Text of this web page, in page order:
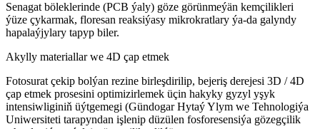
Senagat böleklerinde (PCB ýaly) göze görünmeýän kemçilikleri
ýüze çykarmak, floresan reaksiýasy mikrokratlary ýa-da galyndy
hapalaýjylary tapyp biler.
Akylly materiallar we 4D çap etmek
Fotosurat çekip bolýan rezine birleşdirilip, bejeriş derejesi 3D / 4D
çap etmek prosesini optimizirlemek üçin hakyky gyzyl yşyk
intensiwliginiň üýtgemegi (Gündogar Hytaý Ylym we Tehnologiýa
Uniwersiteti tarapyndan işlenip düzülen fosforesensiýa gözegçilik